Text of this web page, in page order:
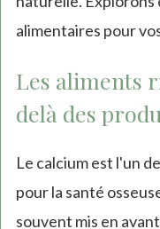
alimentaires pour
Les aliments
delà des
Le calcium est l'un
pour la santé
souvent mis en